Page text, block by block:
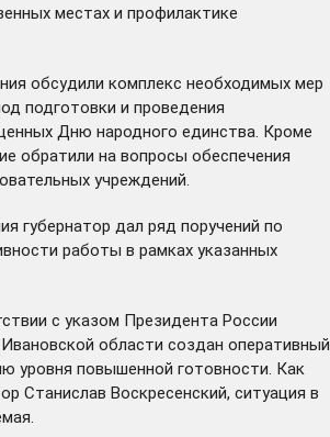
местах и профилактике
обсудили комплекс необходимых мер
подготовки и проведения
Дню народного единства. Кроме
обратили на вопросы обеспечения
учреждений.
губернатор дал ряд поручений по
работы в рамках указанных
с указом Президента России
области создан оперативный
уровня повышенной готовности. Как
Станислав Воскресенский, ситуация в